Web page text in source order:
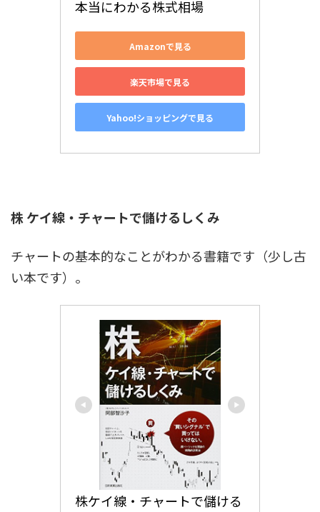
本当にわかる株式相場
Amazonで見る
楽天市場で見る
Yahoo!ショッピングで見る
株 ケイ線・チャートで儲けるしくみ
チャートの基本的なことがわかる書籍です（少し古
い本です）。
株ケイ線・チャートで儲ける